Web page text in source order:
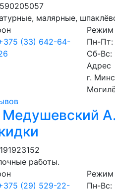
малярные,
(33) 642-64-
Режим
Пн-Пт:
Сб-Вс:
Адрес
г.
работы.
(29) 529-22-
Режим
Пн-Вс: